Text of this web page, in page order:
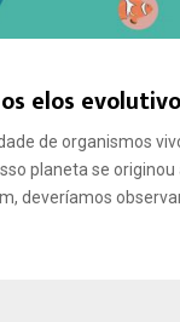
elos
de organismos
planeta se originou
deveríamos